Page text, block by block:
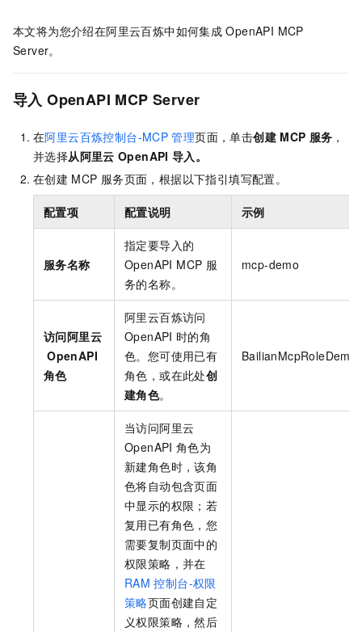
本文将为您介绍在阿里云百炼中如何集成 OpenAPI MCP
Server。
导入 OpenAPI MCP Server
在阿里云百炼控制台-MCP 管理页面，单击创建 MCP 服务 ，
并选择从阿里云 OpenAPI 导入。
在创建 MCP 服务页面，根据以下指引填写配置。
配置项 配置说明 示例
服务名称
指定要导入的
OpenAPI MCP 服
务的名称。
mcp-demo
访问阿里云
OpenAPI
角色
阿里云百炼访问
OpenAPI 时的角
色。您可使用已有
角色，或在此处创
建角色。
BailianMcpRoleDemo
当访问阿里云
OpenAPI 角色为
新建角色时，该角
色将自动包含页面
中显示的权限；若
复用已有角色，您
需要复制页面中的
权限策略，并在
RAM 控制台-权限
策略页面创建自定
义权限策略，然后